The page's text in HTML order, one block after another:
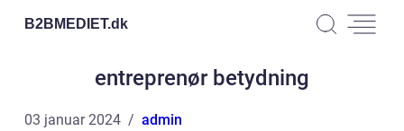
B2BMEDIET.dk
entreprenør betydning
03 januar 2024 admin